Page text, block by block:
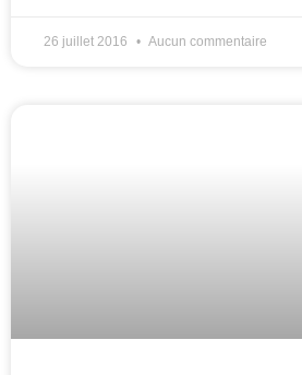
26 juillet 2016 Aucun commentaire